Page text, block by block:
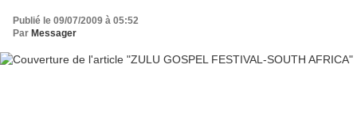
Publié le 09/07/2009 à 05:52
Par Messager